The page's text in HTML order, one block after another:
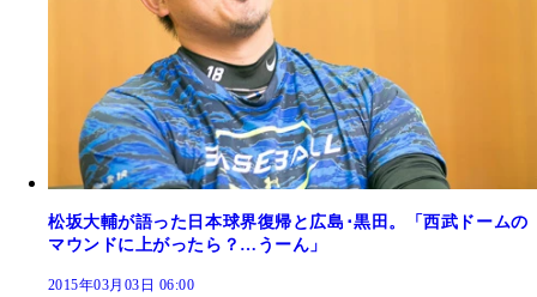
松坂大輔が語った日本球界復帰と広島･黒田。「西武ドームの
マウンドに上がったら？…うーん」
2015年03月03日 06:00